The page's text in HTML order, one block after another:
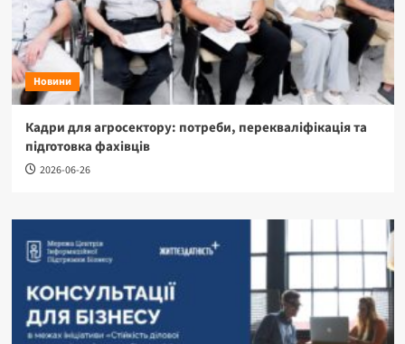
Новини
Кадри для агросектору: потреби, перекваліфікація та
підготовка фахівців
2026-06-26